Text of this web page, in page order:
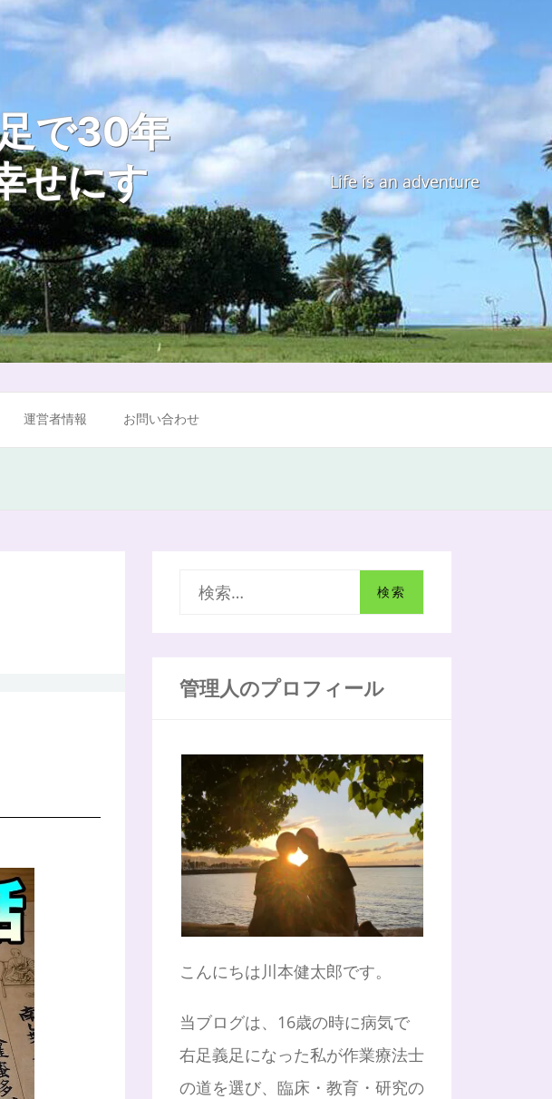
で30年
せにす
Life is an adventure
運営者情報 お問い合わせ
管理人のプロフィール
こんにちは川本健太郎です。
当ブログは、16歳の時に病気で
右足義足になった私が作業療法士
の道を選び、臨床・教育・研究の